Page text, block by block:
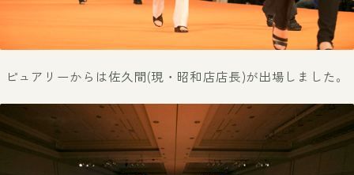
ピュアリーからは佐久間(現・昭和店店長)が出場しました。